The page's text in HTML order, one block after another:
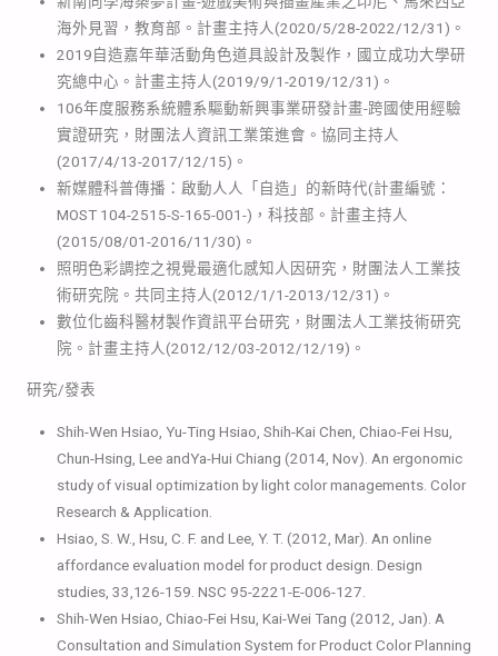
海外見習，教育部。計畫主持人(2020/5/28-2022/12/31)。
2019自造嘉年華活動角色道具設計及製作，國立成功大學研
究總中心。計畫主持人(2019/9/1-2019/12/31)。
106年度服務系統體系驅動新興事業研發計畫-跨國使用經驗
實證研究，財團法人資訊工業策進會。協同主持人
(2017/4/13-2017/12/15)。
新媒體科普傳播：啟動人人「自造」的新時代(計畫編號：
MOST 104-2515-S-165-001-)，科技部。計畫主持人
(2015/08/01-2016/11/30)。
照明色彩調控之視覺最適化感知人因研究，財團法人工業技
術研究院。共同主持人(2012/1/1-2013/12/31)。
數位化齒科醫材製作資訊平台研究，財團法人工業技術研究
院。計畫主持人(2012/12/03-2012/12/19)。
研究/發表
Shih-Wen Hsiao, Yu-Ting Hsiao, Shih-Kai Chen, Chiao-Fei Hsu,
Chun-Hsing, Lee andYa-Hui Chiang (2014, Nov). An ergonomic
study of visual optimization by light color managements. Color
Research & Application.
Hsiao, S. W., Hsu, C. F. and Lee, Y. T. (2012, Mar). An online
affordance evaluation model for product design. Design
studies, 33,126-159. NSC 95-2221-E-006-127.
Shih-Wen Hsiao, Chiao-Fei Hsu, Kai-Wei Tang (2012, Jan). A
Consultation and Simulation System for Product Color Planning